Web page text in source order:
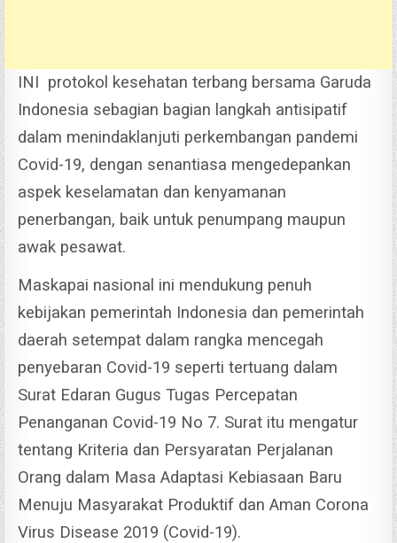
INI protokol kesehatan terbang bersama Garuda
Indonesia sebagian bagian langkah antisipatif
dalam menindaklanjuti perkembangan pandemi
Covid-19, dengan senantiasa mengedepankan
aspek keselamatan dan kenyamanan
penerbangan, baik untuk penumpang maupun
awak pesawat.
Maskapai nasional ini mendukung penuh
kebijakan pemerintah Indonesia dan pemerintah
daerah setempat dalam rangka mencegah
penyebaran Covid-19 seperti tertuang dalam
Surat Edaran Gugus Tugas Percepatan
Penanganan Covid-19 No 7. Surat itu mengatur
tentang Kriteria dan Persyaratan Perjalanan
Orang dalam Masa Adaptasi Kebiasaan Baru
Menuju Masyarakat Produktif dan Aman Corona
Virus Disease 2019 (Covid-19).